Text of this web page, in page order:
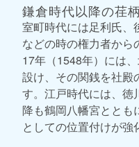
鎌倉時代以降の荏
室町時代には足利氏、
などの時の権力者から
17年（1548年）には
設け、その関銭を社殿
す。江戸時代には、徳
降も鶴岡八幡宮ととも
としての位置付けが強